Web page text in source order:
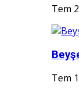
Tem
Tem